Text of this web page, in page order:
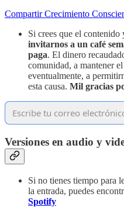
Compartir Crecimiento
Si crees que el
invitarnos a un café
paga. El dinero
comunidad, a mantener
eventualmente, a
esta causa. Mil gracias
Versiones en audio y
Si no tienes tiempo para
la entrada, puedes
Spotify